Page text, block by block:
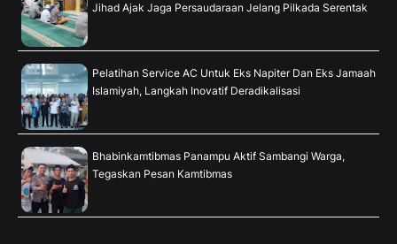
Jihad Ajak Jaga Persaudaraan Jelang Pilkada Serentak
Pelatihan Service AC Untuk Eks Napiter Dan Eks Jamaah
Islamiyah, Langkah Inovatif Deradikalisasi
Bhabinkamtibmas Panampu Aktif Sambangi Warga,
Tegaskan Pesan Kamtibmas